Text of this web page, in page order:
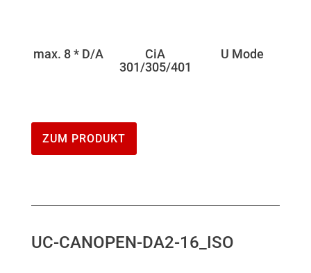
max. 8 * D/A
CiA
301/305/401
U Mode
ZUM PRODUKT
UC-CANOPEN-DA2-16_ISO